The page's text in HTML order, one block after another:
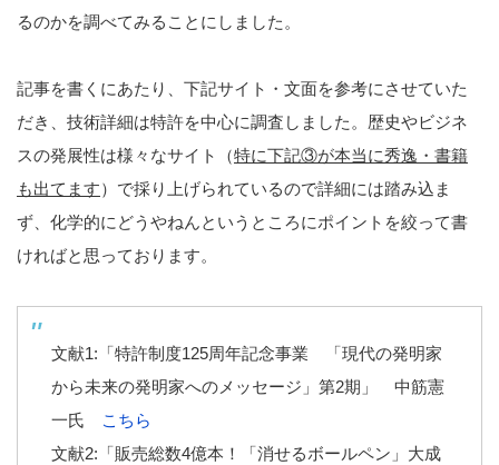
るのかを調べてみることにしました。
記事を書くにあたり、下記サイト・文面を参考にさせていた
だき、技術詳細は特許を中心に調査しました。歴史やビジネ
スの発展性は様々なサイト（特に下記③が本当に秀逸・書籍
も出てます）で採り上げられているので詳細には踏み込ま
ず、化学的にどうやねんというところにポイントを絞って書
ければと思っております。
文献1:「特許制度125周年記念事業 「現代の発明家
から未来の発明家へのメッセージ」第2期」 中筋憲
一氏
こちら
文献2:「販売総数4億本！「消せるボールペン」大成